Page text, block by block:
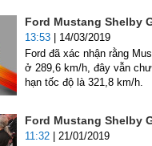
Ford Mustang Shelby
13:53 | 14/03/2019
Ford đã xác nhận rằng
ở 289,6 km/h, đây vẫn
hạn tốc độ là 321,8 km/h.
Ford Mustang Shelby
11:32 | 21/01/2019